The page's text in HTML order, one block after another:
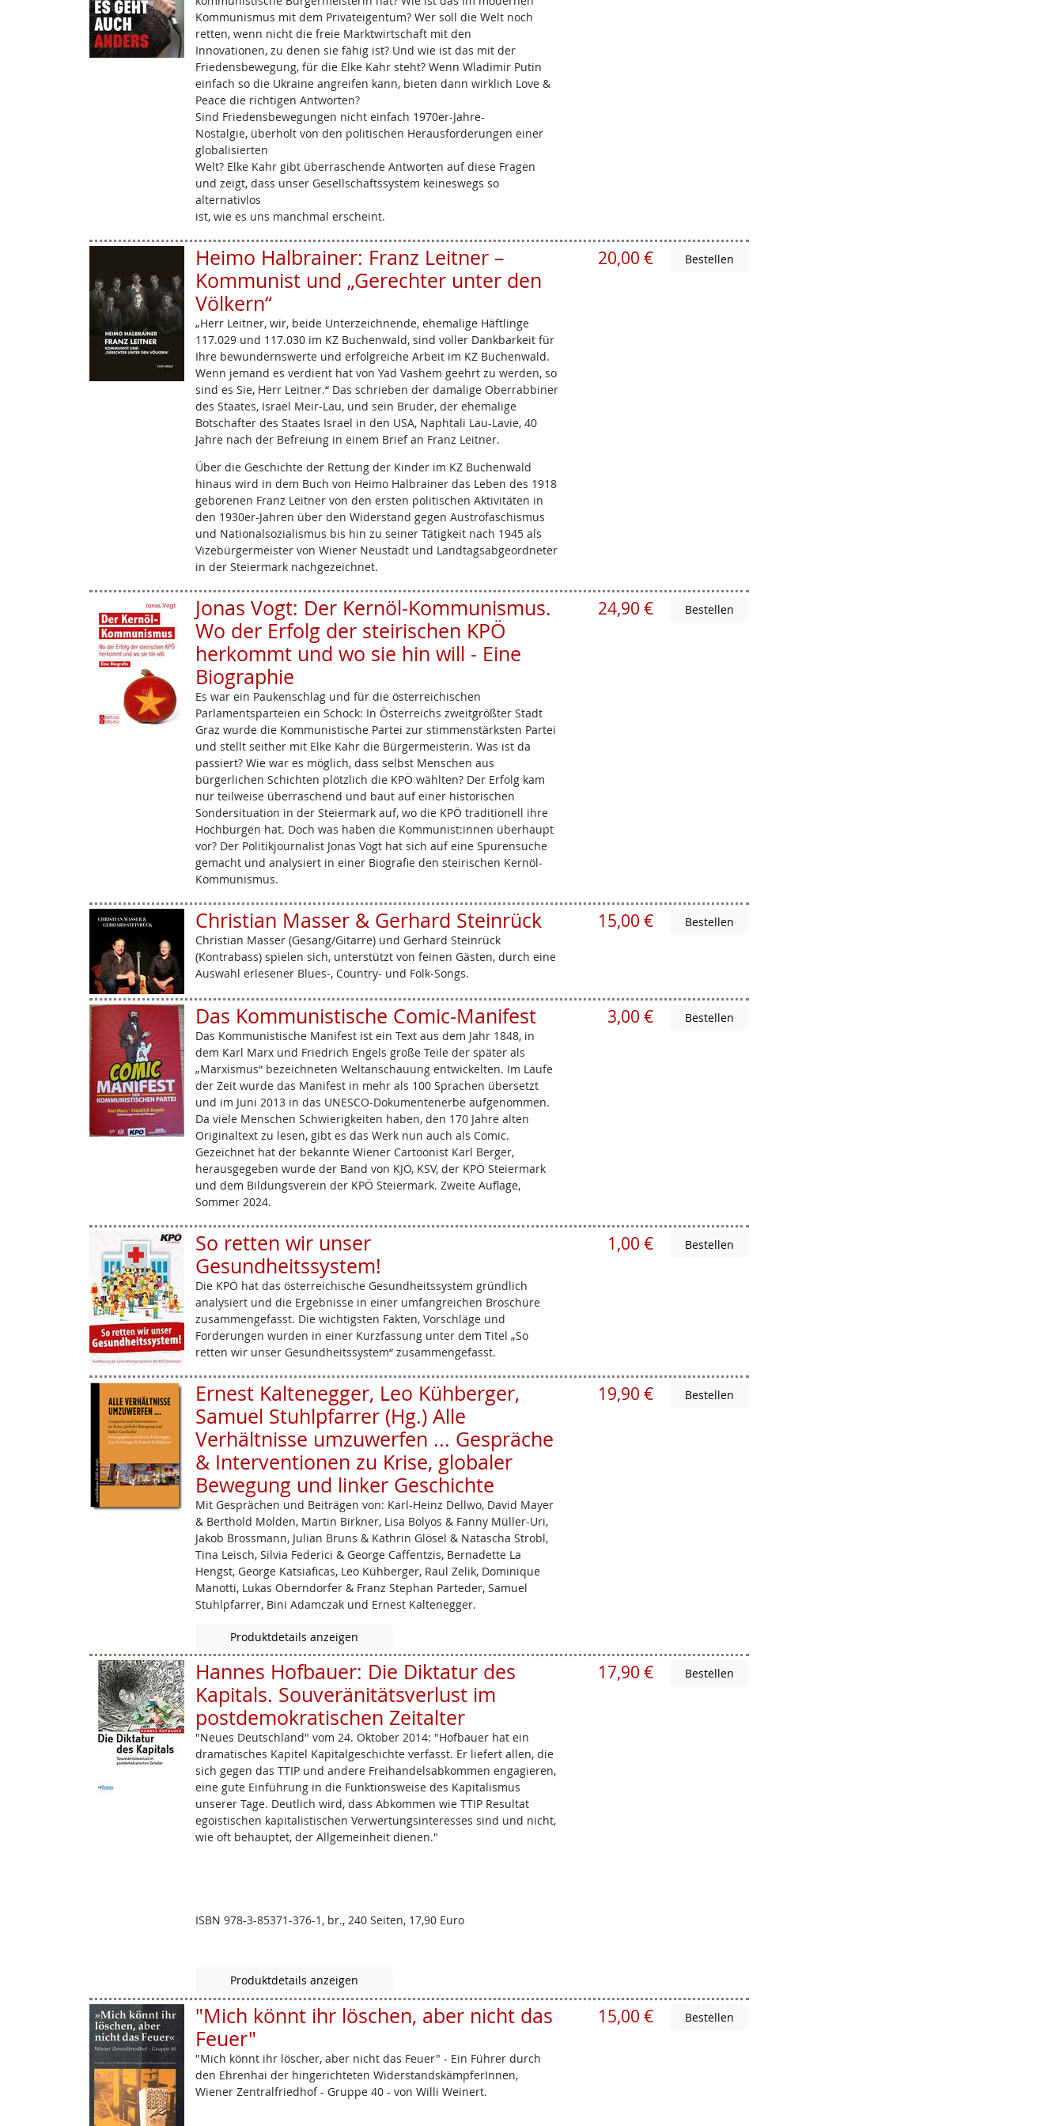
Kommunismus mit dem Privateigentum? Wer soll die Welt noch
retten, wenn nicht die freie Marktwirtschaft mit den
Innovationen, zu denen sie fähig ist? Und wie ist das mit der
Friedensbewegung, für die Elke Kahr steht? Wenn Wladimir Putin
einfach so die Ukraine angreifen kann, bieten dann wirklich Love &
Peace die richtigen Antworten?
Sind Friedensbewegungen nicht einfach 1970er-Jahre-
Nostalgie, überholt von den politischen Herausforderungen einer
globalisierten
Welt? Elke Kahr gibt überraschende Antworten auf diese Fragen
und zeigt, dass unser Gesellschaftssystem keineswegs so
alternativlos
ist, wie es uns manchmal erscheint.
Heimo Halbrainer: Franz Leitner –
Kommunist und „Gerechter unter den
Völkern“
„Herr Leitner, wir, beide Unterzeichnende, ehemalige Häftlinge
117.029 und 117.030 im KZ Buchenwald, sind voller Dankbarkeit für
Ihre bewundernswerte und erfolgreiche Arbeit im KZ Buchenwald.
Wenn jemand es verdient hat von Yad Vashem geehrt zu werden, so
sind es Sie, Herr Leitner.“ Das schrieben der damalige Oberrabbiner
des Staates, Israel Meir-Lau, und sein Bruder, der ehemalige
Botschafter des Staates Israel in den USA, Naphtali Lau-Lavie, 40
Jahre nach der Befreiung in einem Brief an Franz Leitner.
Über die Geschichte der Rettung der Kinder im KZ Buchenwald
hinaus wird in dem Buch von Heimo Halbrainer das Leben des 1918
geborenen Franz Leitner von den ersten politischen Aktivitäten in
den 1930er-Jahren über den Widerstand gegen Austrofaschismus
und Nationalsozialismus bis hin zu seiner Tätigkeit nach 1945 als
Vizebürgermeister von Wiener Neustadt und Landtagsabgeordneter
in der Steiermark nachgezeichnet.
20,00 €
Jonas Vogt: Der Kernöl-Kommunismus.
Wo der Erfolg der steirischen KPÖ
herkommt und wo sie hin will - Eine
Biographie
Es war ein Paukenschlag und für die österreichischen
Parlamentsparteien ein Schock: In Österreichs zweitgrößter Stadt
Graz wurde die Kommunistische Partei zur stimmenstärksten Partei
und stellt seither mit Elke Kahr die Bürgermeisterin. Was ist da
passiert? Wie war es möglich, dass selbst Menschen aus
bürgerlichen Schichten plötzlich die KPÖ wählten? Der Erfolg kam
nur teilweise überraschend und baut auf einer historischen
Sondersituation in der Steiermark auf, wo die KPÖ traditionell ihre
Hochburgen hat. Doch was haben die Kommunist:innen überhaupt
vor? Der Politikjournalist Jonas Vogt hat sich auf eine Spurensuche
gemacht und analysiert in einer Biografie den steirischen Kernöl-
Kommunismus.
24,90 €
Christian Masser & Gerhard Steinrück
Christian Masser (Gesang/Gitarre) und Gerhard Steinrück
(Kontrabass) spielen sich, unterstützt von feinen Gästen, durch eine
Auswahl erlesener Blues-, Country- und Folk-Songs.
15,00 €
Das Kommunistische Comic-Manifest
Das Kommunistische Manifest ist ein Text aus dem Jahr 1848, in
dem Karl Marx und Friedrich Engels große Teile der später als
„Marxismus“ bezeichneten Weltanschauung entwickelten. Im Laufe
der Zeit wurde das Manifest in mehr als 100 Sprachen übersetzt
und im Juni 2013 in das UNESCO-Dokumentenerbe aufgenommen.
Da viele Menschen Schwierigkeiten haben, den 170 Jahre alten
Originaltext zu lesen, gibt es das Werk nun auch als Comic.
Gezeichnet hat der bekannte Wiener Cartoonist Karl Berger,
herausgegeben wurde der Band von KJÖ, KSV, der KPÖ Steiermark
und dem Bildungsverein der KPÖ Steiermark. Zweite Auflage,
Sommer 2024.
3,00 €
So retten wir unser
Gesundheitssystem!
Die KPÖ hat das österreichische Gesundheitssystem gründlich
analysiert und die Ergebnisse in einer umfangreichen Broschüre
zusammengefasst. Die wichtigsten Fakten, Vorschläge und
Forderungen wurden in einer Kurzfassung unter dem Titel „So
retten wir unser Gesundheitssystem“ zusammengefasst.
1,00 €
Ernest Kaltenegger, Leo Kühberger,
Samuel Stuhlpfarrer (Hg.) Alle
Verhältnisse umzuwerfen ... Gespräche
& Interventionen zu Krise, globaler
Bewegung und linker Geschichte
Mit Gesprächen und Beiträgen von: Karl-Heinz ­Dellwo, David Mayer
& Berthold Molden, Martin Birkner, Lisa Bolyos & Fanny Müller­-Uri,
Jakob ­Brossmann, Julian Bruns & Kathrin Glösel & Natascha Strobl,
Tina Leisch, Silvia Federici & George ­Caffentzis, Bernadette La
Hengst, George Katsiaficas, Leo Kühberger, Raul Zelik, Dominique
Manotti, Lukas Oberndorfer & Franz Stephan Parteder, Samuel
Stuhlpfarrer, Bini Adamczak und Ernest Kaltenegger.
Produktdetails anzeigen
19,90 €
Hannes Hofbauer: Die Diktatur des
Kapitals. Souveränitätsverlust im
postdemokratischen Zeitalter
"Neues Deutschland" vom 24. Oktober 2014: "Hofbauer hat ein
dramatisches Kapitel Kapitalgeschichte verfasst. Er liefert allen, die
sich gegen das TTIP und andere Freihandelsabkommen engagieren,
eine gute Einführung in die Funktionsweise des Kapitalismus
unserer Tage. Deutlich wird, dass Abkommen wie TTIP Resultat
egoistischen kapitalistischen Verwertungsinteresses sind und nicht,
wie oft behauptet, der Allgemeinheit dienen."
ISBN 978-3-85371-376-1, br., 240 Seiten, 17,90 Euro
Produktdetails anzeigen
17,90 €
"Mich könnt ihr löschen, aber nicht das
Feuer"
"Mich könnt ihr löscher, aber nicht das Feuer" - Ein Führer durch
den Ehrenhai der hingerichteten WiderstandskämpferInnen,
Wiener Zentralfriedhof - Gruppe 40 - von Willi Weinert.
15,00 €